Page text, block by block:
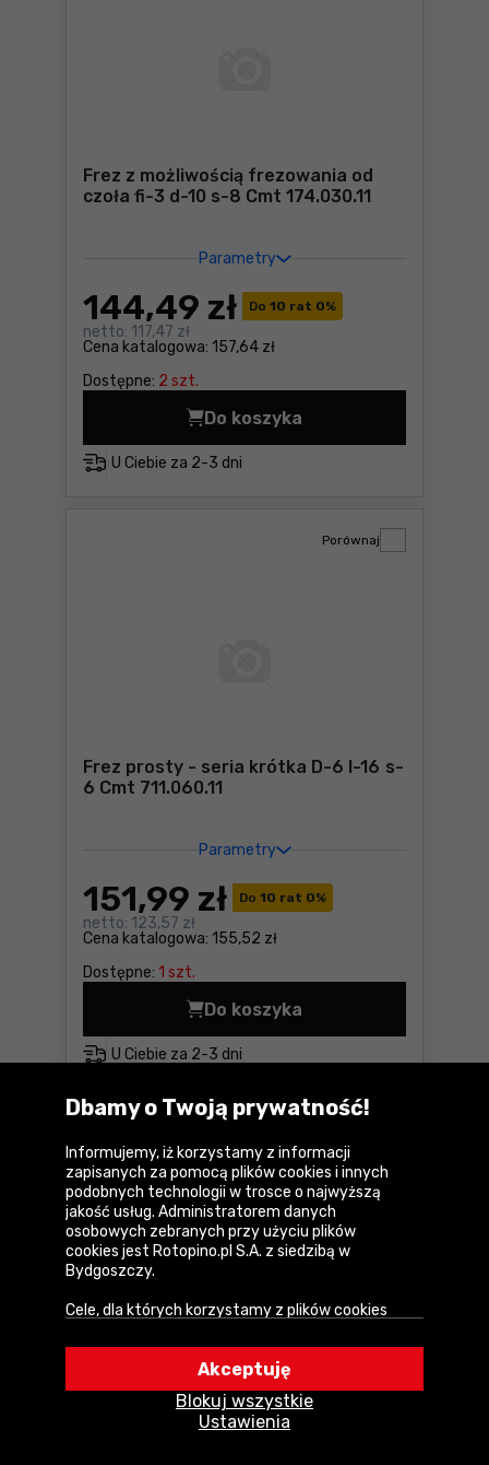
Frez z możliwością frezowania od
czoła fi-3 d-10 s-8 Cmt 174.030.11
Parametry
Do 10 rat 0%
Cena katalogowa: 157,64 zł
144,49 zł
netto: 117,47 zł
Dostępne: 2 szt.
U Ciebie za 2-3 dni
Do koszyka
Frez z możliwością
Frez prosty - seria krótka D-6 I-16 s-
6 Cmt 711.060.11
Parametry
Do 10 rat 0%
Cena katalogowa: 155,52 zł
151,99 zł
netto: 123,57 zł
Dostępne: 1 szt.
Porównaj
U Ciebie za 2-3 dni
Do koszyka
Frez prosty - seria długa fi - 10 I -
31,7 s-12 Cmt 912.600.11
Dbamy o Twoją prywatność!
Informujemy, iż korzystamy z informacji
zapisanych za pomocą plików cookies i innych
podobnych technologii w trosce o najwyższą
jakość usług. Administratorem danych
osobowych zebranych przy użyciu plików
cookies jest Rotopino.pl S.A. z siedzibą w
Bydgoszczy.
Cele, dla których korzystamy z plików cookies
• Uwierzytelnienie użytkowników w serwisie,
• Optymalizowanie wydajności i szybkości
działania serwisu i usług,Ustawienia
Blokuj wszystkie
Akceptuję